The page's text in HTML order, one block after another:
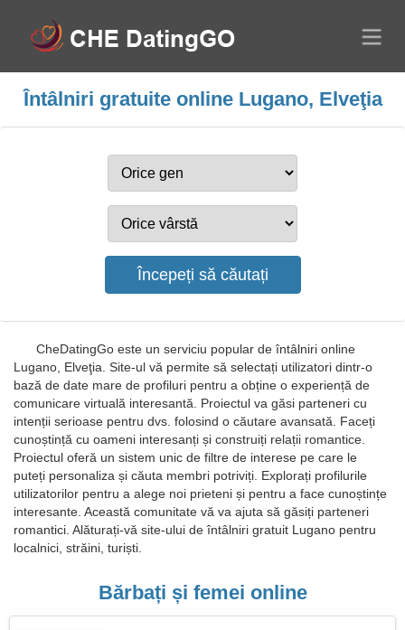
Întâlniri gratuite online Lugano, Elveţia
CheDatingGo este un serviciu popular de întâlniri online
Lugano, Elveţia. Site-ul vă permite să selectați utilizatori dintr-o
bază de date mare de profiluri pentru a obține o experiență de
comunicare virtuală interesantă. Proiectul va găsi parteneri cu
intenții serioase pentru dvs. folosind o căutare avansată. Faceți
cunoștință cu oameni interesanți și construiți relații romantice.
Proiectul oferă un sistem unic de filtre de interese pe care le
puteți personaliza și căuta membri potriviți. Explorați profilurile
utilizatorilor pentru a alege noi prieteni și pentru a face cunoștințe
interesante. Această comunitate vă va ajuta să găsiți parteneri
romantici. Alăturați-vă site-ului de întâlniri gratuit Lugano pentru
localnici, străini, turiști.
Bărbați și femei online